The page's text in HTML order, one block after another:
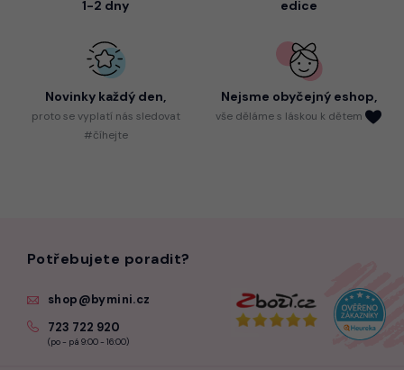
1-2 dny
edice
Novinky každý den,
protose vyplatí nás sledovat
#číhejte
Nejsme obyčejný eshop,
vše děláme s láskou k dětem
Potřebujete poradit?
shop@bymini.cz
723 722 920
(po - pá 9:00 - 16:00)